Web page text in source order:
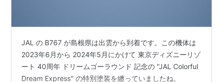
JAL の B767 が島根県は出雲から到着です。この機体は
2023年6月から 2024年5月にかけて 東京ディズニーリゾ
ート 40周年 ドリームゴーラウンド 記念の "JAL Colorful
Dream Express" の特別塗装を纏っていましたね。